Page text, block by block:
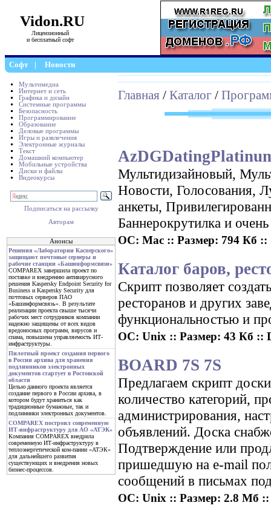
Vidon.RU
Лицензионный
и бесплатный софт
Софт | Новости
Мультимедиа
Интернет и сеть
Графика и дизайн
Системные программы
Безопасность
Программирование
Образование
Деловые программы
Игры и развлечения
Электронные журналы
Текст
Домашний компьютер
Мобильные устройства
Диски и файлы
Видеокурсы
Подписаться на рассылку
Авторам
Анонсы
Решения «Лаборатории Касперского»
защищают почтовые серверы и
рабочие станции «Башинформсвязи»
COMPAREX завершила проект по
поставке и внедрению антивирусного
решения Kaspersky Endpoint Security for
Business и Kaspersky Security для
почтовых серверов ПАО
«Башинформсвязь». В результате
реализации проекта свыше тысячи
рабочих мест сотрудников компании
надежно защищены от всех видов
вредоносных программ, вирусов и
спама, повышена управляемость ИТ-
инфраструктуры.
Пилотный проект создания первого
в России архива для хранения
подлинников электронных
документов стартует в Ростовской
области
Целью данного проекта является
создание первого в России архива, в
котором будут храниться как
традиционные бумажные, так и
подлинники электронных документов.
COMPAREX построил современную
ИТ-инфраструктуру для АО «АТЭК»
Компания COMPAREX внедрила
современную ИТ-инфраструктуру в
теплоэнергетической ком-пании «АТЭК»
для дальнейшего развития
существующих и внедрения новых
бизнес-процессов.
Главная / Каталог /
Мультидизайновый,
Новости, Голосования,
анкеты,
Баннерокрутилка и
ОС: Mac :: Размер: 794 Кб ::
Каталог баров,
Скрипт позволяет
ресторанов и других
функциональностью и
ОС: Unix :: Размер: 43 Кб ::
BOARD 7S 7S
Предлагаем скрипт
количество категорий,
администрирования,
объявлений. Доска
Подтверждение или
пришедшую на e-mail
сообщений в письмах
ОС: Unix :: Размер: 2.8 Мб ::